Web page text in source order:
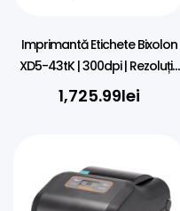
Imprimantă Etichete Bixolon
XD5-43tK | 300dpi | Rezoluție
Înaltă | USB Host | Ribon
1,725.99lei